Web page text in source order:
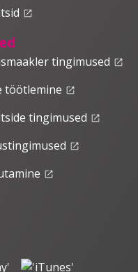
launch
tingimused launch
töötlemine launch
tingimused launch
launch
launch